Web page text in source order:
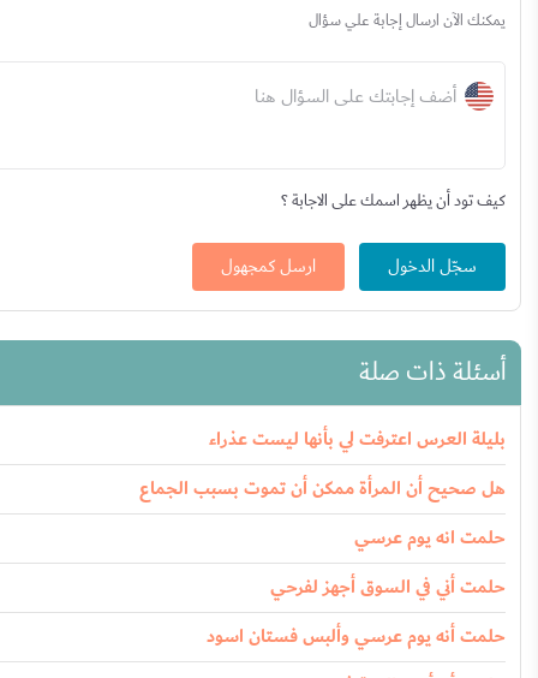
يمكنك الآن ارسال إجابة علي سؤال
أضف إجابتك على السؤال هنا
كيف تود أن يظهر اسمك على الاجابة ؟
سجّل الدخول ارسل كمجهول
أسئلة ذات صلة
بليلة العرس اعترفت لي بأنها ليست عذراء
هل صحيح أن المرأة ممكن أن تموت بسبب الجماع
حلمت انه يوم عرسي
حلمت أني في السوق أجهز لفرحي
حلمت أنه يوم عرسي وألبس فستان اسود